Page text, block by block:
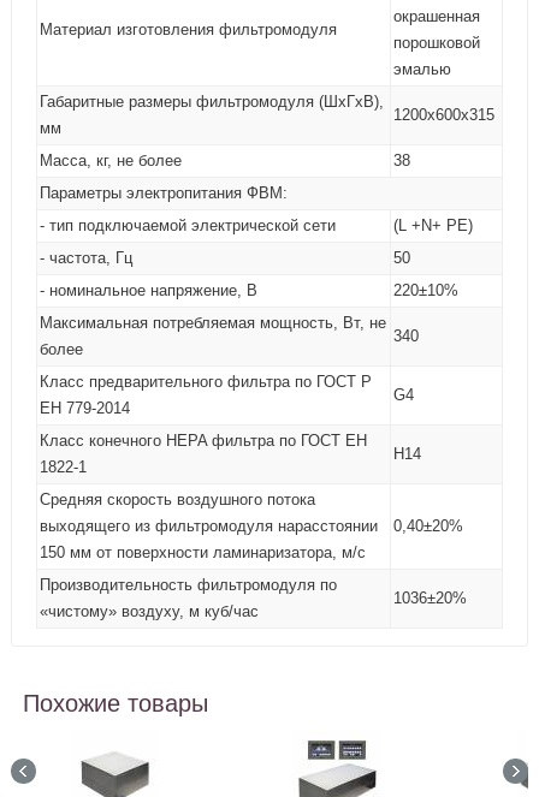
Материал изготовления фильтромодуля
окрашенная
порошковой
эмалью
Габаритные размеры фильтромодуля (ШхГхВ),
мм
1200х600х315
Масса, кг, не более
38
Параметры электропитания ФВМ:
- тип подключаемой электрической сети
(L +N+ PE)
- частота, Гц
50
- номинальное напряжение, В
220±10%
Максимальная потребляемая мощность, Вт, не
более
340
Класс предварительного фильтра по ГОСТ Р
ЕН 779-2014
G4
Класс конечного HEPA фильтра по ГОСТ ЕН
1822-1
H14
Средняя скорость воздушного потока
выходящего из фильтромодуля нарасстоянии
150 мм от поверхности ламинаризатора, м/с
0,40±20%
Производительность фильтромодуля по
«чистому» воздуху, м куб/час
1036±20%
Похожие товары